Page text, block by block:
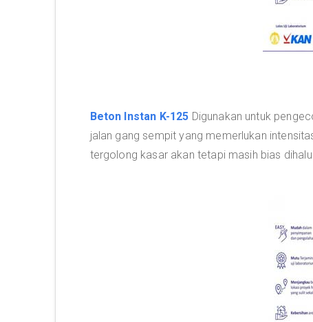
Beton Instan K-125 Digunakan untuk
jalan gang sempit yang memerlukan
tergolong kasar akan tetapi masih bias